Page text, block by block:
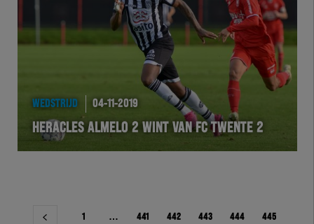
WEDSTRIJD 04-11-2019
HERACLES ALMELO 2 WINT VAN FC TWENTE 2
Berichtnavigatie
1 … 441 442 443 444 445